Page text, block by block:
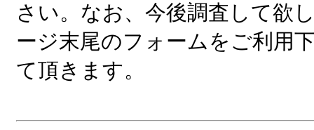
さい。なお、今後調査して欲
ージ末尾のフォームをご利用
て頂きます。